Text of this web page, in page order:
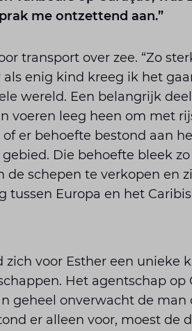
me ontzettend aan.”
transport over zee. “Zo
als enig kind kreeg ik het
wereld. Een belangrijk
voeren leeg heen om met
er behoefte bestond aan
Die behoefte bleek
schepen te verkopen en
Europa en het
voor Esther een unieke
Het agentschap op
geheel onverwacht de man
er alleen voor, moest de